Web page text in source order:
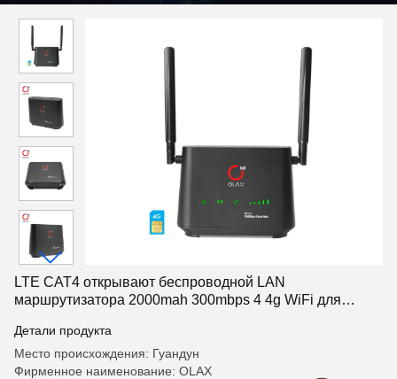
LTE CAT4 открывают беспроводной LAN
маршрутизатора 2000mah 300mbps 4 4g WiFi для
Детали продукта
Место происхождения: Гуандун
Фирменное наименование: OLAX